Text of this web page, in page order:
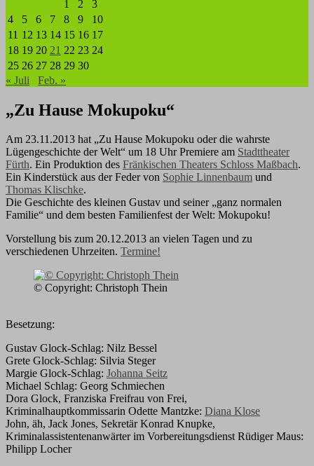
1
2
3
4
5 6 7 8 9
10
11 12 13 14 15 16 17
18 19 20 21 22 23 24
25 26 27 28 29 30
« Juli
Feb. »
„Zu Hause Mokupoku“
Am 23.11.2013 hat „Zu Hause Mokupoku oder die wahrste
Lügengeschichte der Welt“ um 18 Uhr Premiere am Stadttheater
Fürth. Ein Produktion des Fränkischen Theaters Schloss Maßbach.
Ein Kinderstück aus der Feder von Sophie Linnenbaum und
Thomas Klischke.
Die Geschichte des kleinen Gustav und seiner „ganz normalen
Familie“ und dem besten Familienfest der Welt: Mokupoku!
Vorstellung bis zum 20.12.2013 an vielen Tagen und zu
verschiedenen Uhrzeiten. Termine!
© Copyright: Christoph Thein
Besetzung:
Gustav Glock-Schlag: Nilz Bessel
Grete Glock-Schlag: Silvia Steger
Margie Glock-Schlag: Johanna Seitz
Michael Schlag: Georg Schmiechen
Dora Glock, Franziska Freifrau von Frei,
Kriminalhauptkommissarin Odette Mantzke: Diana Klose
John, äh, Jack Jones, Sekretär Konrad Knupke,
Kriminalassistentenanwärter im Vorbereitungsdienst Rüdiger Maus:
Philipp Locher